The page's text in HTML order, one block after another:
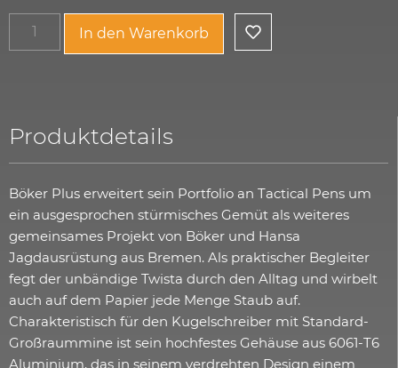
In den Warenkorb
Produktdetails
Böker Plus erweitert sein Portfolio an Tactical Pens um
ein ausgesprochen stürmisches Gemüt als weiteres
gemeinsames Projekt von Böker und Hansa
Jagdausrüstung aus Bremen. Als praktischer Begleiter
fegt der unbändige Twista durch den Alltag und wirbelt
auch auf dem Papier jede Menge Staub auf.
Charakteristisch für den Kugelschreiber mit Standard-
Großraummine ist sein hochfestes Gehäuse aus 6061-T6
Aluminium, das in seinem verdrehten Design einem